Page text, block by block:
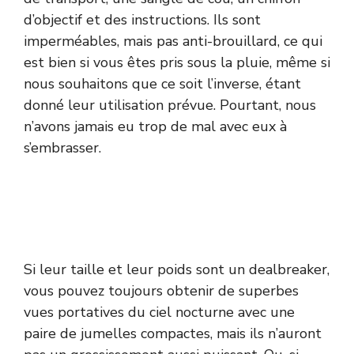
d’objectif et des instructions. Ils sont
imperméables, mais pas anti-brouillard, ce qui
est bien si vous êtes pris sous la pluie, même si
nous souhaitons que ce soit l’inverse, étant
donné leur utilisation prévue. Pourtant, nous
n’avons jamais eu trop de mal avec eux à
s’embrasser.
Si leur taille et leur poids sont un dealbreaker,
vous pouvez toujours obtenir de superbes
vues portatives du ciel nocturne avec une
paire de jumelles compactes, mais ils n’auront